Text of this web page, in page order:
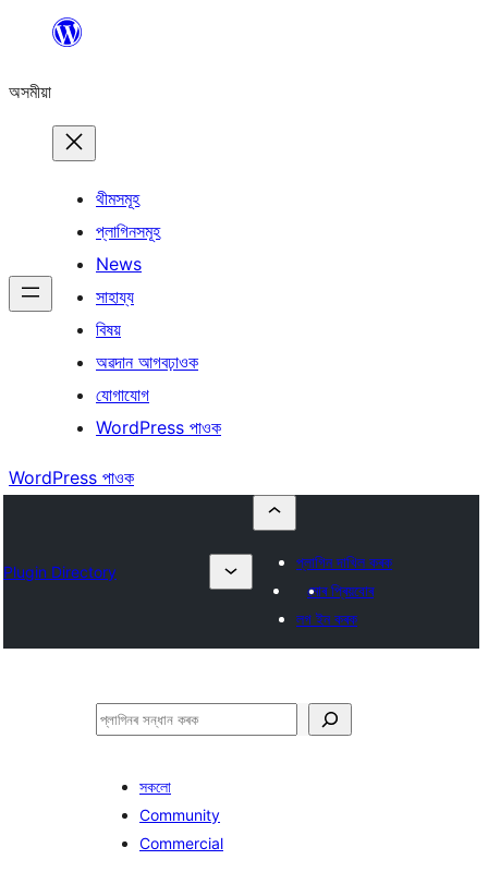
বিষয়বস্তুলৈ
অসমীয়া
থীমসমূহ
প্লাগিনসমূহ
News
সাহায্য
বিষয়
অৱদান আগবঢ়াওক
যোগাযোগ
WordPress পাওক
WordPress পাওক
Plugin Directory
প্লাগিন দাখিল কৰক
মোৰ প্ৰিয়বোৰ
লগ ইন কৰক
সন্ধান
সকলো
Community
Commercial